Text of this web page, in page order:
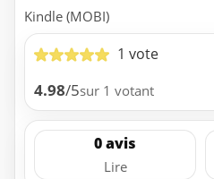
Kindle (MOBI)
1 vote
4.98/5sur 1 votant
0 avis
Lire